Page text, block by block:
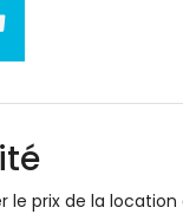
le prix de la